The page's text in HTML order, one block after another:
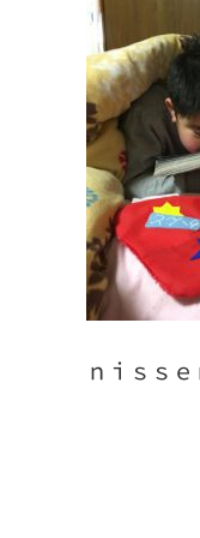
ｎｉｓｓ